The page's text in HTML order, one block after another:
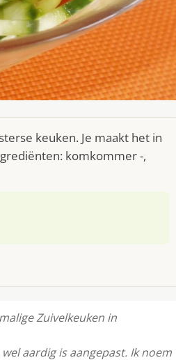
keuken. Je maakt het in
komkommer -,
Zuivelkeuken in
aardig is aangepast. Ik noem